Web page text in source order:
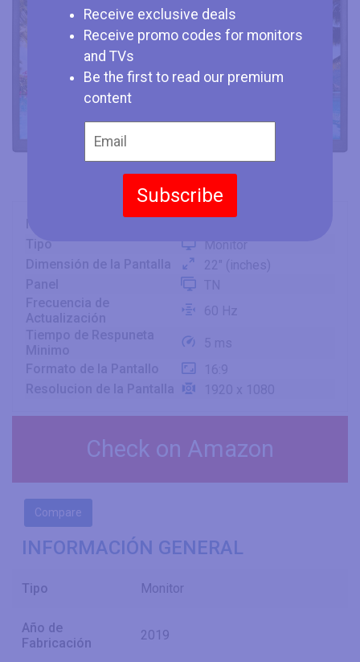
Receive exclusive deals
Receive promo codes for monitors
and TVs
Be the first to read our premium
content
Subscribe
Marca
Dimensión de la Pantalla
22" (inches)
Frecuencia de
Actualización
60 Hz
Formato de la Pantallo
16:9
Check on Amazon
Compare
INFORMACIÓN GENERAL
Tipo Monitor
Año de
Fabricación
2019